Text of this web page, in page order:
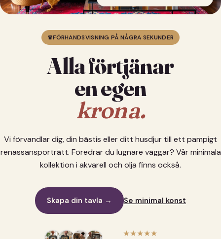
♛FÖRHANDSVISNING PÅ NÅGRA SEKUNDER
Alla förtjänar
en egen
krona.
Vi förvandlar dig, din bästis eller ditt husdjur till ett pampigt
renässansporträtt. Föredrar du lugnare väggar? Vår minimala
kollektion i akvarell och olja finns också.
Skapa din tavla → Se minimal konst
★★★★★